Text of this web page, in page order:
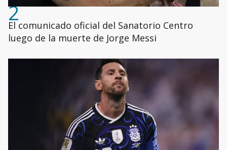
2
El comunicado oficial del Sanatorio Centro
luego de la muerte de Jorge Messi